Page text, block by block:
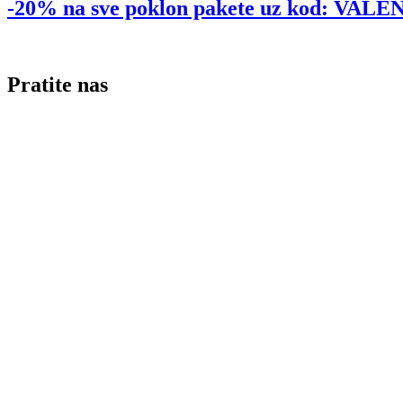
-20% na sve poklon pakete uz kod:
Pratite nas